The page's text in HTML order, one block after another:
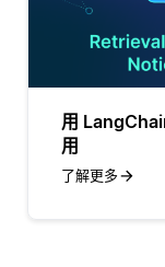
用
用
了解更多